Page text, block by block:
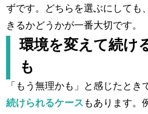
ずです。どちらを選ぶにしても
きるかどうかが一番大切です。
環境を変えて続け
も
「もう無理かも」と感じたとき
続けられるケース もあります。